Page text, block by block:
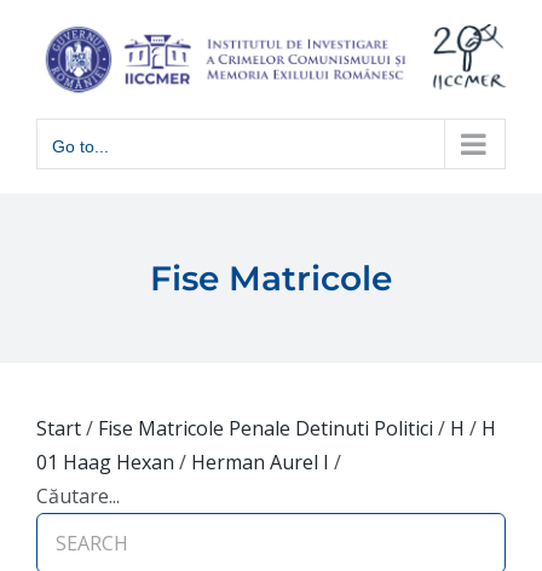
content
Go to...
Fise Matricole
Start/ Fise Matricole Penale Detinuti Politici / H / H
01 Haag Hexan / Herman Aurel I /
Căutare...